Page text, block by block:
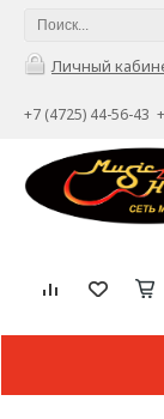
Личный
+7 (4725) 44-56-43